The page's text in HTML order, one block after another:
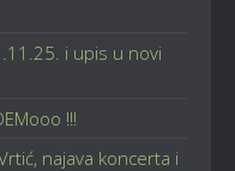
i upis u novi
!!!
najava koncerta i